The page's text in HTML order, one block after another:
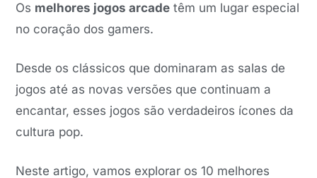
Os melhores jogos arcade têm um lugar especial
no coração dos gamers.
Desde os clássicos que dominaram as salas de
jogos até as novas versões que continuam a
encantar, esses jogos são verdadeiros ícones da
cultura pop.
Neste artigo, vamos explorar os 10 melhores